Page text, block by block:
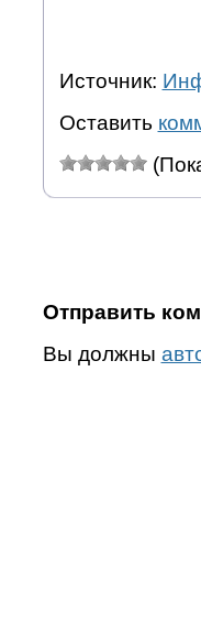
Источник:
Оставить
Отправить
Вы должны